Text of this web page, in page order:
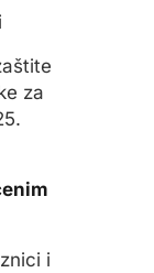
za
i